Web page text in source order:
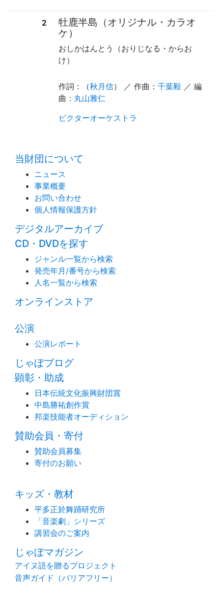
2
牡鹿半島（オリジナル・カラオ
ケ）
おしかはんとう（おりじなる・からお
け）
作詞：（秋月信） ／ 作曲： 千葉毅 ／ 編
曲： 丸山雅仁
ビクターオーケストラ
当財団について
ニュース
事業概要
お問い合わせ
個人情報保護方針
デジタルアーカイブ
CD・DVDを探す
ジャンル一覧から検索
発売年月/番号から検索
人名一覧から検索
オンラインストア
公演
公演レポート
じゃぽブログ
顕彰・助成
日本伝統文化振興財団賞
中島勝祐創作賞
邦楽技能者オーディション
賛助会員・寄付
賛助会員募集
寄付のお願い
キッズ・教材
平多正於舞踊研究所
「音楽劇」シリーズ
講習会のご案内
じゃぽマガジン
アイヌ語を贈るプロジェクト
音声ガイド（バリアフリー）